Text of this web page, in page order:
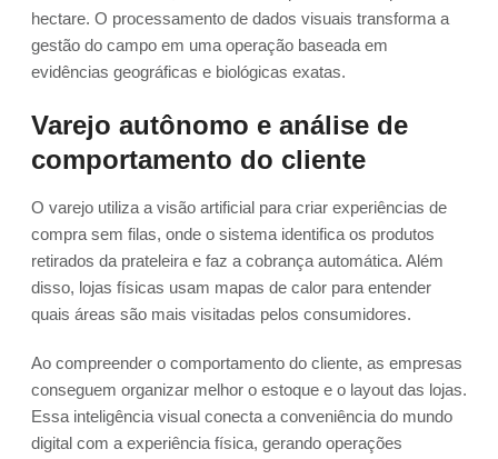
hectare. O processamento de dados visuais transforma a
gestão do campo em uma operação baseada em
evidências geográficas e biológicas exatas.
Varejo autônomo e análise de
comportamento do cliente
O varejo utiliza a visão artificial para criar experiências de
compra sem filas, onde o sistema identifica os produtos
retirados da prateleira e faz a cobrança automática. Além
disso, lojas físicas usam mapas de calor para entender
quais áreas são mais visitadas pelos consumidores.
Ao compreender o comportamento do cliente, as empresas
conseguem organizar melhor o estoque e o layout das lojas.
Essa inteligência visual conecta a conveniência do mundo
digital com a experiência física, gerando operações